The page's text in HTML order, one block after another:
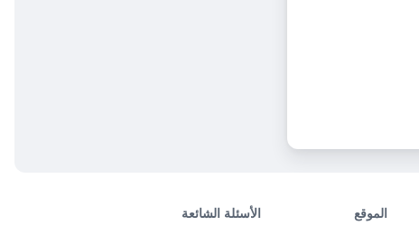
الموقع الأسئلة الشائعة